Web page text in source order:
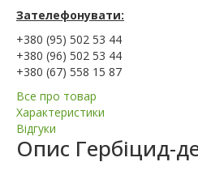
Зателефонувати:
+380 (95) 502 53 44
+380 (96) 502 53 44
+380 (67) 558 15 87
Все про товар
Характеристики
Відгуки
Опис Гербіцид-